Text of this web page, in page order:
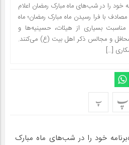
خود را در شب‌های ماه مبارک رمضان اعلام
ماه مصادف با فرا رسیدن ماه مبارک رمضان؛ ماه
بسیاری از هیئات، حسینیه‌ها و
و مجالس ذکر اهل بیت (ع) می‌کنند.
[…]
پ پ
خود را در شب‌های ماه مبارک